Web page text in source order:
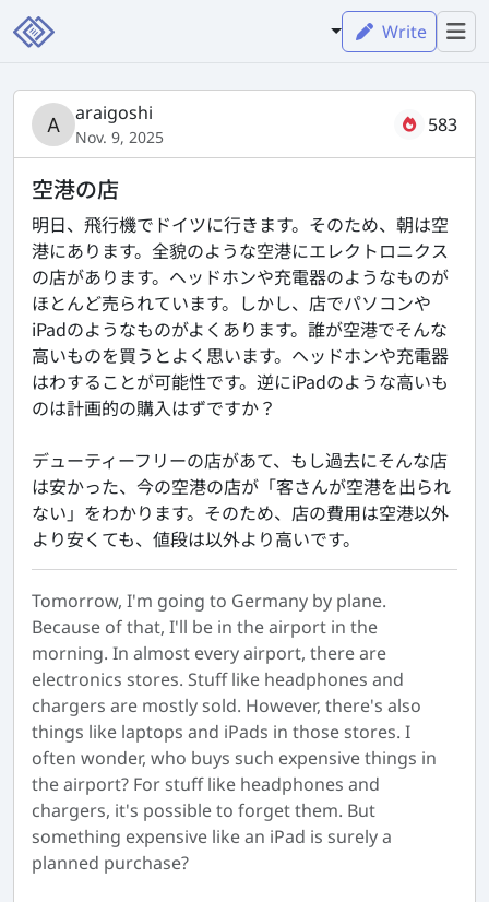
Write
araigoshi
Nov. 9, 2025
583
空港の店
明日、飛行機でドイツに行きます。そのため、朝は空
港にあります。全貌のような空港にエレクトロニクス
の店があります。ヘッドホンや充電器のようなものが
ほとんど売られています。しかし、店でパソコンや
iPadのようなものがよくあります。誰が空港でそんな
高いものを買うとよく思います。ヘッドホンや充電器
はわすることが可能性です。逆にiPadのような高いも
のは計画的の購入はずですか？
デューティーフリーの店があて、もし過去にそんな店
は安かった、今の空港の店が「客さんが空港を出られ
ない」をわかります。そのため、店の費用は空港以外
より安くても、値段は以外より高いです。
Tomorrow, I'm going to Germany by plane.
Because of that, I'll be in the airport in the
morning. In almost every airport, there are
electronics stores. Stuff like headphones and
chargers are mostly sold. However, there's also
things like laptops and iPads in those stores. I
often wonder, who buys such expensive things in
the airport? For stuff like headphones and
chargers, it's possible to forget them. But
something expensive like an iPad is surely a
planned purchase?